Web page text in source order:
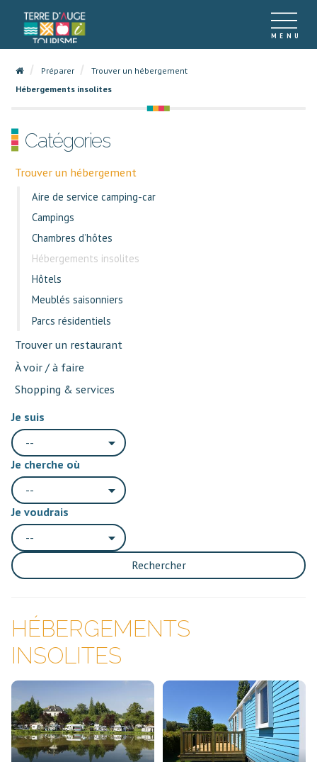
Préparer
Trouver un hébergement
Hébergements insolites
Catégories
Trouver un hébergement
Aire de service camping-car
Campings
Chambres d’hôtes
Hébergements insolites
Hôtels
Meublés saisonniers
Parcs résidentiels
Trouver un restaurant
À voir / à faire
Shopping & services
Je suis
--
Je cherche où
--
Je voudrais
--
Rechercher
HÉBERGEMENTS
INSOLITES